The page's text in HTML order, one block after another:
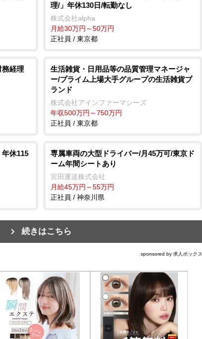
理/」年休130日/転勤なし
株式会社alpha
月給30万円～50万円
正社員 / 東京都
務経理
生活雑貨・日用品等の品質管理マネージャ
ー/プライム上場大手グループの生活雑貨ブ
ランド
株式会社アインファーマシーズ
年収500万円～750万円
正社員 / 東京都
年休115
専属車両の大型ドライバー/月45万可/東京ド
ーム年間シートあり
宮田運送株式会社
月給45万円～55万円
正社員 / 神奈川県
続きはこちら
sponsored by 求人ボックス